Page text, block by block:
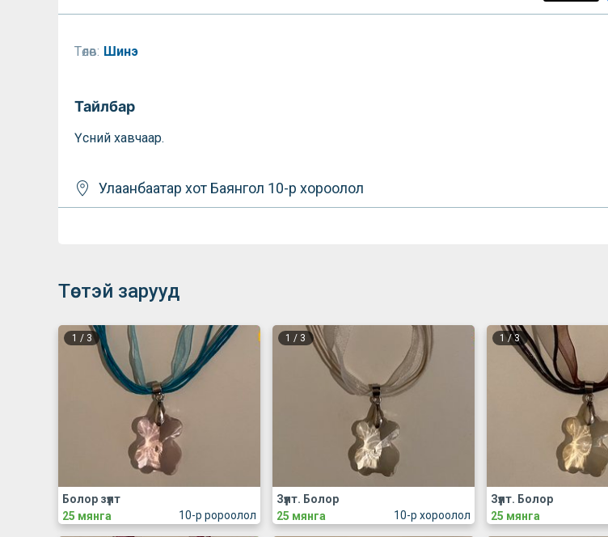
Төлөв: Шинэ
Тайлбар
Үсний хавчаар.
Улаанбаатар хот Баянгол 10-р хороолол
Төстэй зарууд
1 / 3
10-р ророолол
Болор зүүлт
25 мянга
1 / 3
10-р хороолол
Зүүлт. Болор
25 мянга
1/3
Зүүлт. Болор
25 мянга